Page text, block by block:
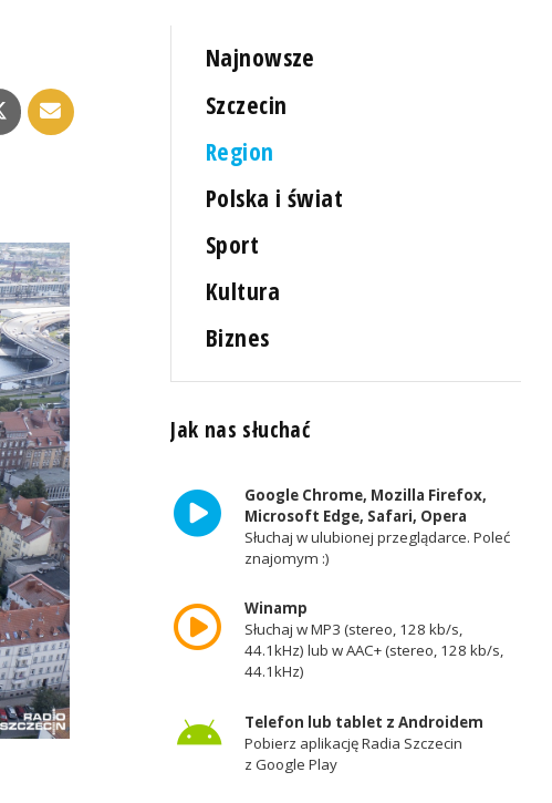
Najnowsze
Szczecin
Region
Polska i świat
Sport
Kultura
Biznes
Jak nas słuchać
Google Chrome, Mozilla Firefox,
Microsoft Edge, Safari, Opera
Słuchaj w ulubionej przeglądarce. Poleć
znajomym :)
Winamp
Słuchaj w MP3 (stereo, 128 kb/s,
44.1kHz) lub w AAC+ (stereo, 128 kb/s,
44.1kHz)
Telefon lub tablet z Androidem
Pobierz aplikację Radia Szczecin
z Google Play